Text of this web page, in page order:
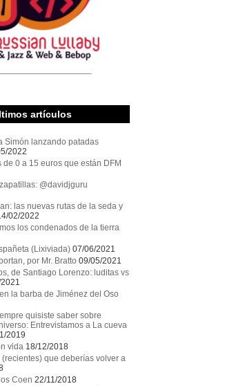
artículos
Simón lanzando patadas
2022
de 0 a 15 euros que están DFM
@davidjguru
las nuevas rutas de la seda y
02/2022
los condenados de la tierra
(Lixiviada) 07/06/2021
por Mr. Bratto 09/05/2021
de Santiago Lorenzo: luditas vs
la barba de Jiménez del Oso
quisiste saber sobre
Entrevistamos a La cueva
2019
vida 18/12/2018
que deberías volver a
Coen 22/11/2018